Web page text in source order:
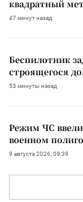
квадратный
47 минут назад
Беспилотник
строящегося
53 минуты назад
Режим ЧС ввели
военном
9 августа 2026, 09:39